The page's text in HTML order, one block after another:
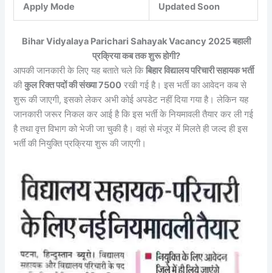
Apply Mode Updated Soon
Bihar Vidyalaya Parichari Sahayak Vacancy 2025 बहाली
प्रक्रिया कब तक शुरू होगी?
आपकी जानकारी के लिए यह बताते चले किबिहार विद्यालय परिचारी सहायक भर्ती
कीकुल रिक्त पदों की संख्या 7500 रखी गई है। इस भर्ती का आवेदन कब से
शुरू की जाएगी, इसको लेकर अभी कोई अपडेट नहीं दिया गया है। लेकिन यह
जानकारी जरूर निकल कर आई है कि इस भर्ती के नियमावली तैयार कर ली गई
है तथा वृत्त विभाग को भेजी जा चुकी है। वहां से मंजूर में मिलते ही जल्द ही इस
भर्ती की नियुक्ति प्रक्रिया शुरू की जाएगी।